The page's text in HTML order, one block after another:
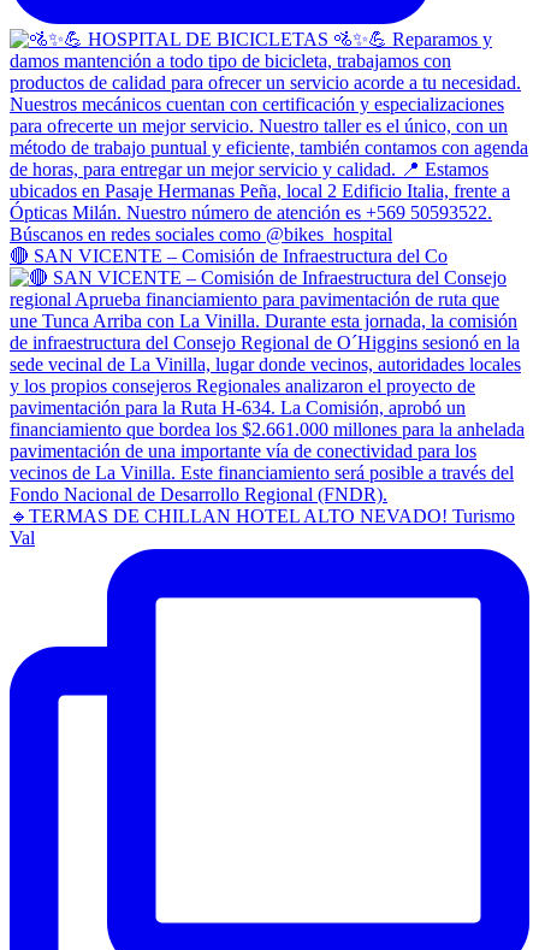
🔴 SAN VICENTE – Comisión de Infraestructura del Co
🔹TERMAS DE CHILLAN HOTEL ALTO NEVADO! Turismo
Val